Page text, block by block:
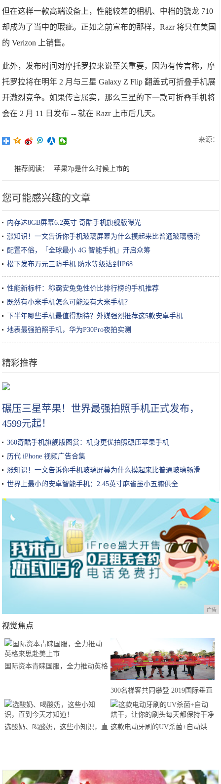
但在这样一款高端设备上，性能较差的相机、中档的骁龙 710
却成为了当中的瑕疵。正如之前宣布的那样，Razr 将只在美国
的 Verizon 上销售。
此外，发布时间对摩托罗拉来说至关重要，因为有传言称，摩
托罗拉将在明年 2 月与三星 Galaxy Z Flip 翻盖式可折叠手机展
开激烈竞争。如果传言属实，那么三星的下一款可折叠手机将
会在 2 月 11 日发布 -- 就在 Razr 上市后几天。
来源：
推荐阅读： 苹果7p是什么时候上市的
您可能感兴趣的文章
内存达8GB屏幕6.2英寸 奇酷手机旗舰版曝光
涨知识！一文告诉你手机玻璃屏幕为什么摸起来比普通玻璃畅滑
配置不俗，「全球最小 4G 智能手机」开启众筹
松下发布万元三防手机 防水等级达到IP68
性能新标杆：称霸安兔兔性价比排行榜的手机推荐
既然有小米手机怎么可能没有大米手机？
下半年哪些手机最值得期待？外媒强烈推荐这5款安卓手机
地表最强拍照手机，华为P30Pro夜拍实测
精彩推荐
碾压三星苹果！世界最强拍照手机正式发布，
4599元起！
360奇酷手机旗舰版图赏：机身更优拍照碾压苹果手机
历代 iPhone 视频广告合集
涨知识！一文告诉你手机玻璃屏幕为什么摸起来比普通玻璃畅滑
世界上最小的安卓智能手机：2.45英寸麻雀虽小五腑俱全
广告
视觉焦点
国际资本青睐国服，全力推动英格
300名梯客共同攀登 2019国际垂直
马拉松超级精英赛顺德海骏达中心
站欢乐开跑
选酸奶、喝酸奶，这些小知识，直 这款电动牙刷的UV杀菌+自动烘